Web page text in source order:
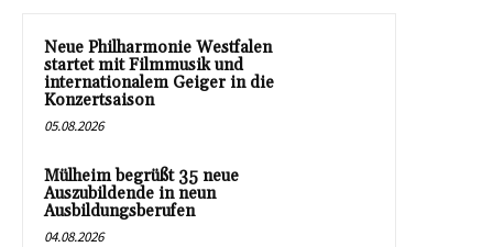
Neue Philharmonie Westfalen
startet mit Filmmusik und
internationalem Geiger in die
Konzertsaison
05.08.2026
Mülheim begrüßt 35 neue
Auszubildende in neun
Ausbildungsberufen
04.08.2026